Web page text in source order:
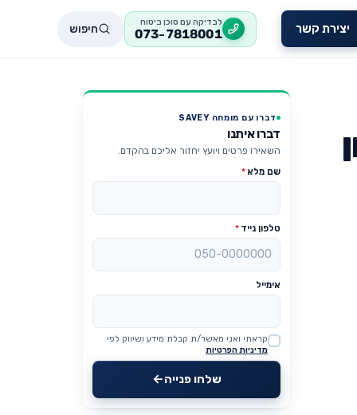
יצירת קשר לבדיקה עם סוכן ביטוח
073-7818001 חיפוש
דברו עם מומחה SAVEY
דברו איתנו
השאירו פרטים ויועץ יחזור אליכם בהקדם.
שם מלא*
טלפון נייד *
אימייל
Website
קראתי ואני מאשר/ת קבלת מידע ושיווק לפי
מדיניות הפרטיות
שלחו פנייה